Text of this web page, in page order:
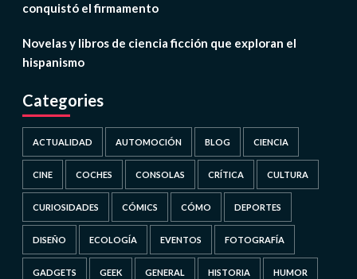
conquistó el firmamento
Novelas y libros de ciencia ficción que exploran el
hispanismo
Categories
ACTUALIDAD AUTOMOCIÓN BLOG CIENCIA
CINE COCHES CONSOLAS CRÍTICA CULTURA
CURIOSIDADES CÓMICS CÓMO DEPORTES
DISEÑO ECOLOGÍA EVENTOS FOTOGRAFÍA
GADGETS GEEK GENERAL HISTORIA HUMOR